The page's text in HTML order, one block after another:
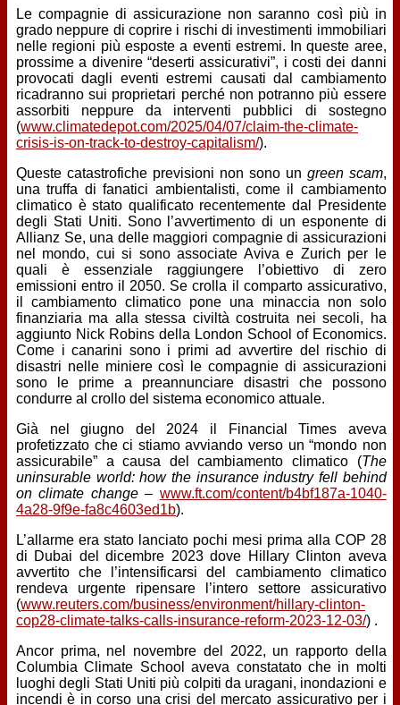
Le compagnie di assicurazione non saranno così più in
grado neppure di coprire i rischi di investimenti immobiliari
nelle regioni più esposte a eventi estremi. In queste aree,
prossime a divenire “deserti assicurativi”, i costi dei danni
provocati dagli eventi estremi causati dal cambiamento
ricadranno sui proprietari perché non potranno più essere
assorbiti neppure da interventi pubblici di sostegno
(www.climatedepot.com/2025/04/07/claim-the-climate-
crisis-is-on-track-to-destroy-capitalism/).
Queste catastrofiche previsioni non sono un green scam,
una truffa di fanatici ambientalisti, come il cambiamento
climatico è stato qualificato recentemente dal Presidente
degli Stati Uniti. Sono l’avvertimento di un esponente di
Allianz Se, una delle maggiori compagnie di assicurazioni
nel mondo, cui si sono associate Aviva e Zurich per le
quali è essenziale raggiungere l’obiettivo di zero
emissioni entro il 2050. Se crolla il comparto assicurativo,
il cambiamento climatico pone una minaccia non solo
finanziaria ma alla stessa civiltà costruita nei secoli, ha
aggiunto Nick Robins della London School of Economics.
Come i canarini sono i primi ad avvertire del rischio di
disastri nelle miniere così le compagnie di assicurazioni
sono le prime a preannunciare disastri che possono
condurre al crollo del sistema economico attuale.
Già nel giugno del 2024 il Financial Times aveva
profetizzato che ci stiamo avviando verso un “mondo non
assicurabile” a causa del cambiamento climatico (The
uninsurable world: how the insurance industry fell behind
on climate change – www.ft.com/content/b4bf187a-1040-
4a28-9f9e-fa8c4603ed1b).
L’allarme era stato lanciato pochi mesi prima alla COP 28
di Dubai del dicembre 2023 dove Hillary Clinton aveva
avvertito che l’intensificarsi del cambiamento climatico
rendeva urgente ripensare l’intero settore assicurativo
(www.reuters.com/business/environment/hillary-clinton-
cop28-climate-talks-calls-insurance-reform-2023-12-03/) .
Ancor prima, nel novembre del 2022, un rapporto della
Columbia Climate School aveva constatato che in molti
luoghi degli Stati Uniti più colpiti da uragani, inondazioni e
incendi è in corso una crisi del mercato assicurativo per i